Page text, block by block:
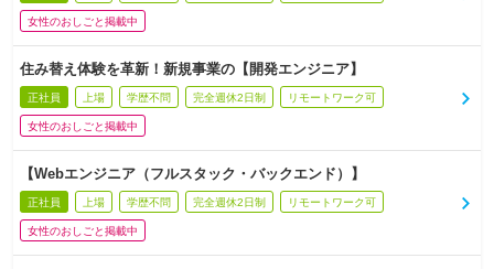
女性のおしごと掲載中
住み替え体験を革新！新規事業の【開発エンジニア】
正社員 上場 学歴不問 完全週休2日制 リモートワーク可
女性のおしごと掲載中
【Webエンジニア（フルスタック・バックエンド）】
正社員 上場 学歴不問 完全週休2日制 リモートワーク可
女性のおしごと掲載中